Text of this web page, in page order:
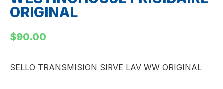
ORIGINAL
$90.00
SELLO TRANSMISION SIRVE LAV WW ORIGINAL